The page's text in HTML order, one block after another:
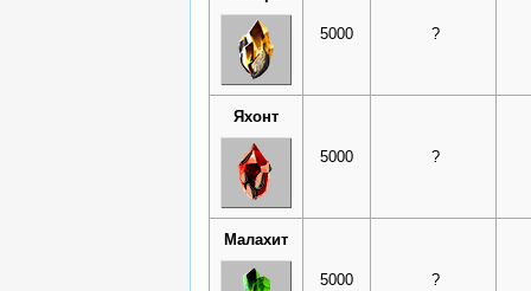
5000 ?
Яхонт
5000 ?
Малахит
5000 ?